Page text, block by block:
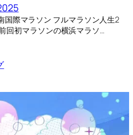
国際マラソン フルマラソン人生2
回初マラソンの横浜マラソ…